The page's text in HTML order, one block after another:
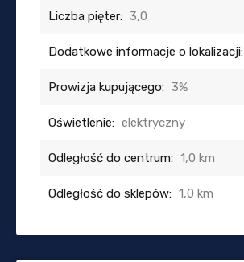
Liczba pięter: 3,0
Dodatkowe informacje o lokalizacji:
Prowizja kupującego: 3%
Oświetlenie: elektryczny
Odległość do centrum: 1,0 km
Odległość do sklepów: 1,0 km